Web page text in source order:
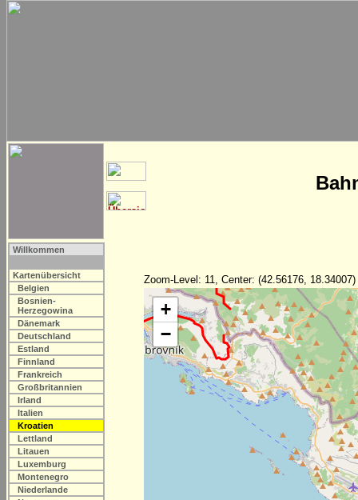
Willkommen
Kartenübersicht
Belgien
Bosnien-
Herzegowina
Dänemark
Deutschland
Estland
Finnland
Frankreich
Großbritannien
Irland
Italien
Kroatien
Lettland
Litauen
Luxemburg
Montenegro
Niederlande
Zoom-Level: 11, Center: (42.56176, 18.34007)
+
−